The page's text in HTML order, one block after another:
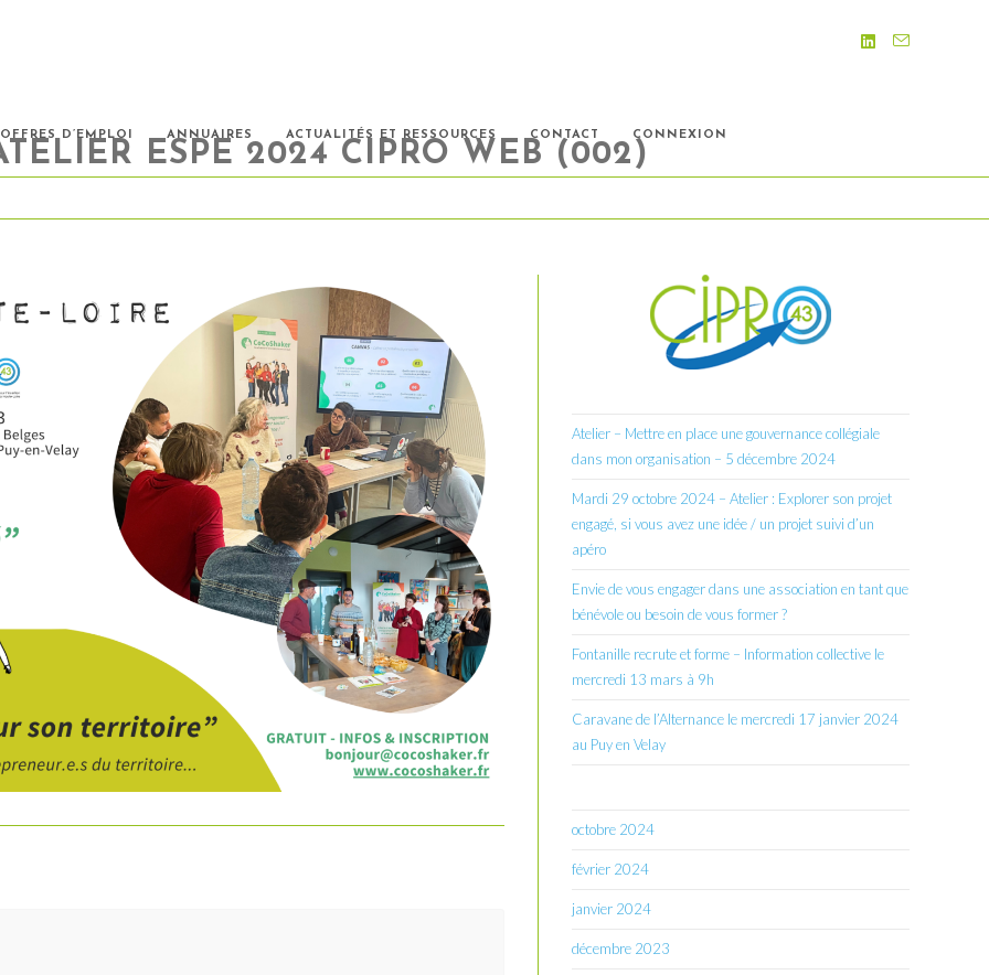
OFFRES D’EMPLOI ANNUAIRES ACTUALITÉS ET RESSOURCES CONTACT CONNEXION
ESPE 2024 CIPRO WEB (002)
Atelier – Mettre en place une gouvernance collégiale
dans mon organisation – 5 décembre 2024
Mardi 29 octobre 2024 – Atelier : Explorer son projet
engagé, si vous avez une idée / un projet suivi d’un
apéro
Envie de vous engager dans une association en tant que
bénévole ou besoin de vous former ?
Fontanille recrute et forme – Information collective le
mercredi 13 mars à 9h
Caravane de l’Alternance le mercredi 17 janvier 2024
au Puy en Velay
octobre 2024
février 2024
janvier 2024
décembre 2023